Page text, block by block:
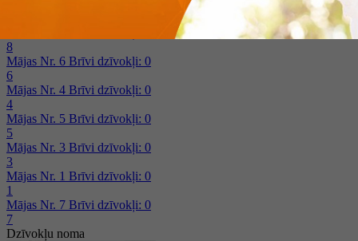
8
Mājas Nr. 6 Brīvi dzīvokļi: 0
6
Mājas Nr. 4 Brīvi dzīvokļi: 0
4
Mājas Nr. 5 Brīvi dzīvokļi: 0
5
Mājas Nr. 3 Brīvi dzīvokļi: 0
3
Mājas Nr. 1 Brīvi dzīvokļi: 0
1
Mājas Nr. 7 Brīvi dzīvokļi: 0
7
Dzīvokļu noma